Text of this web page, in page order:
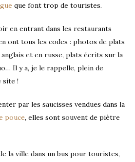
que font trop de touristes.
en entrant dans les restaurants
ont tous les codes : photos de plats
anglais et en russe, plats écrits sur la
Il y a, je le rappelle, plein de
site !
par les saucisses vendues dans la
pouce, elles sont souvent de piètre
la ville dans un bus pour touristes,